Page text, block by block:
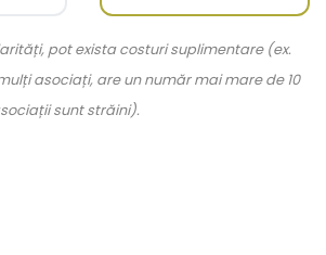
pot exista costuri suplimentare (ex.
asociați, are un număr mai mare de 10
sunt străini).